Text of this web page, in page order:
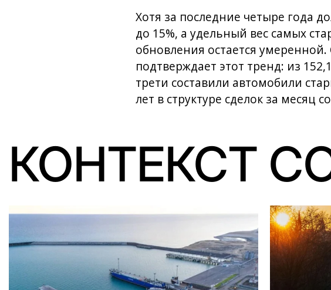
Хотя за последние четыре года
до 15%, а удельный вес самых
обновления остается умеренной.
подтверждает этот тренд: из
трети составили автомобили
лет в структуре сделок за месяц
КОНТЕКСТ